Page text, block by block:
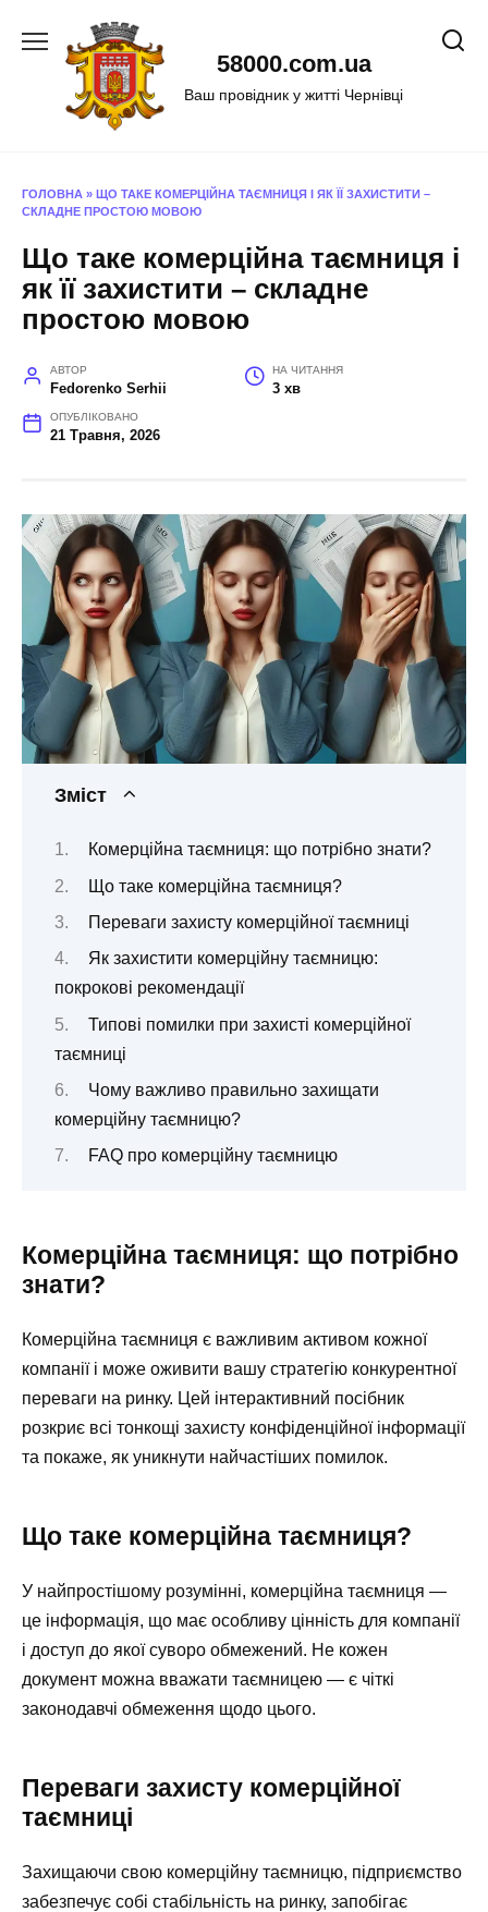
58000.com.ua
Ваш провідник у житті Чернівці
ГОЛОВНА » ЩО ТАКЕ КОМЕРЦІЙНА ТАЄМНИЦЯ І ЯК ЇЇ ЗАХИСТИТИ –
СКЛАДНЕ ПРОСТОЮ МОВОЮ
Що таке комерційна таємниця і
як її захистити – складне
простою мовою
АВТОР
Fedorenko Serhii
НА ЧИТАННЯ
3 хв
ОПУБЛІКОВАНО
21 Травня, 2026
Зміст
Комерційна таємниця: що потрібно знати?
Що таке комерційна таємниця?
Переваги захисту комерційної таємниці
Як захистити комерційну таємницю:
покрокові рекомендації
Типові помилки при захисті комерційної
таємниці
Чому важливо правильно захищати
комерційну таємницю?
FAQ про комерційну таємницю
Комерційна таємниця: що потрібно
знати?
Комерційна таємниця є важливим активом кожної
компанії і може оживити вашу стратегію конкурентної
переваги на ринку. Цей інтерактивний посібник
розкриє всі тонкощі захисту конфіденційної інформації
та покаже, як уникнути найчастіших помилок.
Що таке комерційна таємниця?
У найпростішому розумінні, комерційна таємниця —
це інформація, що має особливу цінність для компанії
і доступ до якої суворо обмежений. Не кожен
документ можна вважати таємницею — є чіткі
законодавчі обмеження щодо цього.
Переваги захисту комерційної
таємниці
Захищаючи свою комерційну таємницю, підприємство
забезпечує собі стабільність на ринку, запобігає